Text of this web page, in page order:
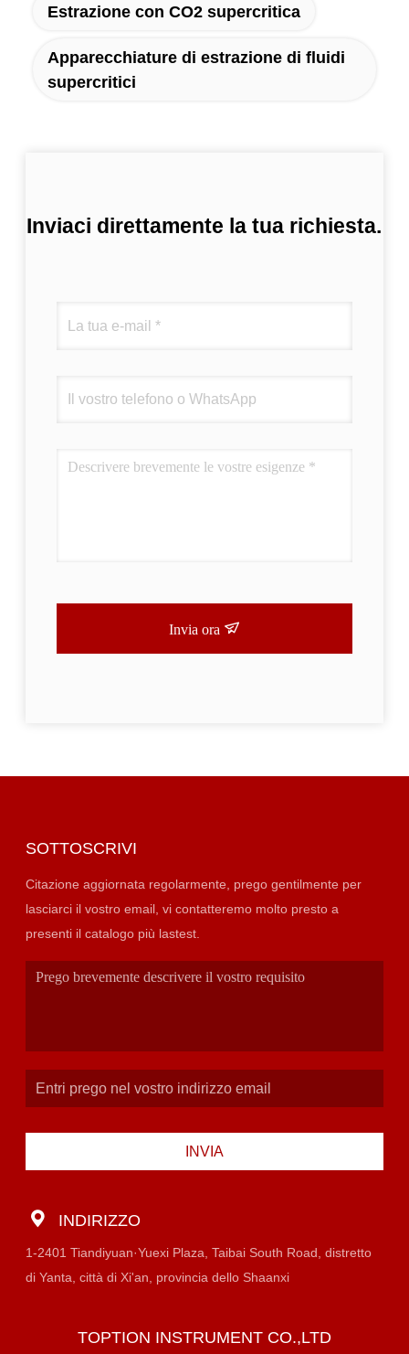
Estrazione con CO2 supercritica
Apparecchiature di estrazione di fluidi
supercritici
Inviaci direttamente la tua richiesta.
Invia ora
SOTTOSCRIVI
Citazione aggiornata regolarmente, prego gentilmente per
lasciarci il vostro email, vi contatteremo molto presto a
presenti il catalogo più lastest.
INVIA
INDIRIZZO
1-2401 Tiandiyuan·Yuexi Plaza, Taibai South Road, distretto
di Yanta, città di Xi'an, provincia dello Shaanxi
TOPTION INSTRUMENT CO.,LTD